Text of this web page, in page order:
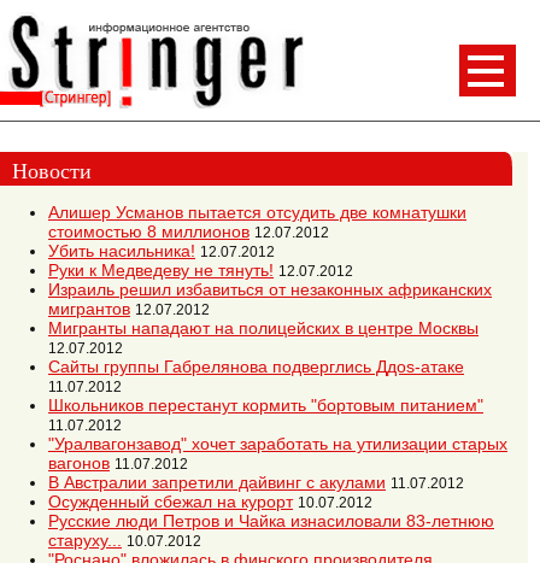
Новости
Алишер Усманов пытается отсудить две комнатушки
стоимостью 8 миллионов 12.07.2012
Убить насильника! 12.07.2012
Руки к Медведеву не тянуть! 12.07.2012
Израиль решил избавиться от незаконных африканских
мигрантов 12.07.2012
Мигранты нападают на полицейских в центре Москвы
12.07.2012
Сайты группы Габрелянова подверглись Ддоs-атаке
11.07.2012
Школьников перестанут кормить "бортовым питанием"
11.07.2012
"Уралвагонзавод" хочет заработать на утилизации старых
вагонов 11.07.2012
В Австралии запретили дайвинг с акулами 11.07.2012
Осужденный сбежал на курорт 10.07.2012
Русские люди Петров и Чайка изнасиловали 83-летнюю
старуху... 10.07.2012